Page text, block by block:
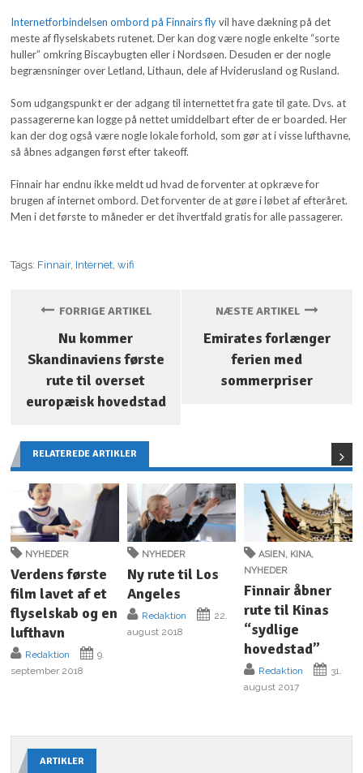
Internetforbindelsen ombord på Finnairs flyvil have dækning på det
meste af flyselskabets rutenet. Der kan dog være nogle enkelte “sorte
huller” omkring Biscaybugten eller i Nordsøen. Desuden er der nogle
begrænsninger over Letland, Lithaun, dele af Hviderusland og Rusland.
Som udgangspunkt er der adgang til internettet fra gate til gate. Dvs. at
passagererne kan logge på nettet umiddelbart efter de er boarded. Her
kan der dog også være nogle lokale forhold, som gør at i visse lufthavne,
så åbnes adgangen først efter takeoff.
Finnair har endnu ikke meldt ud hvad de forventer at opkræve for
brugen af internet ombord. Det forventer de at gøre i løbet af efteråret.
Men i det første to måneder er det ihvertfald gratis for alle passagerer.
Tags: Finnair, Internet ,wifi
FORRIGE ARTIKEL
Nu kommer
Skandinaviens første
rute til overset
europæisk hovedstad
NÆSTE ARTIKEL
Emirates forlænger
ferien med
sommerpriser
RELATEREDE ARTIKLER
NYHEDER
Verdens første
film lavet af et
flyselskab og en
lufthavn
Redaktion
9.
september 2018
NYHEDER
Ny rute til Los
Angeles
Redaktion
22.
august 2018
ASIEN, KINA,
NYHEDER
Finnair åbner
rute til Kinas
“sydlige
hovedstad”
Redaktion
31.
august 2017
ARTIKLER